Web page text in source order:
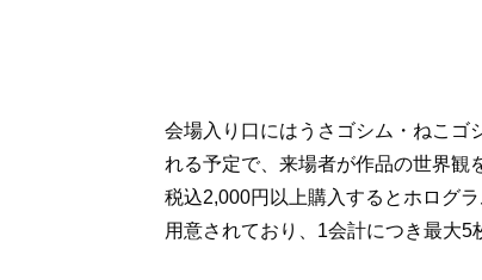
会場入り口にはうさゴシム・ねこゴ
れる予定で、来場者が作品の世界観
税込2,000円以上購入するとホログ
用意されており、1会計につき最大5